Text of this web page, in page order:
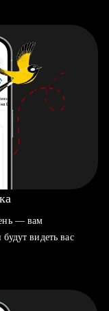
— вам
видеть вас